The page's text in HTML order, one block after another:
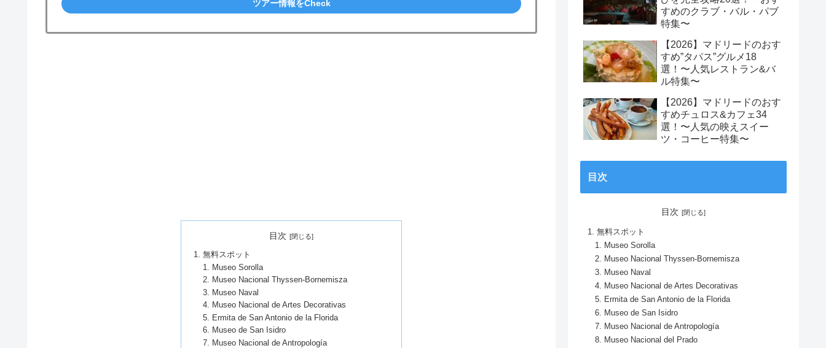
ツアー情報をCheck
目次
無料スポット
Museo Sorolla
Museo Nacional Thyssen-Bornemisza
Museo Naval
Museo Nacional de Artes Decorativas
Ermita de San Antonio de la Florida
Museo de San Isidro
Museo Nacional de Antropología
すめのクラブ・バル・パブ
特集〜
【2026】マドリードのおす
すめ”タパス”グルメ18
選！〜人気レストラン&バ
ル特集〜
【2026】マドリードのおす
すめチュロス&カフェ34
選！〜人気の映えスイー
ツ・コーヒー特集〜
目次
目次
無料スポット
Museo Sorolla
Museo Nacional Thyssen-Bornemisza
Museo Naval
Museo Nacional de Artes Decorativas
Ermita de San Antonio de la Florida
Museo de San Isidro
Museo Nacional de Antropología
Museo Nacional del Prado